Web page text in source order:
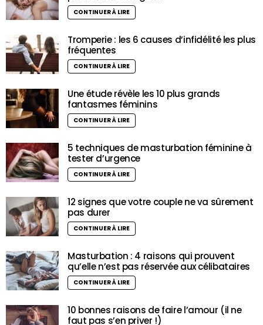
CONTINUER À LIRE
Tromperie : les 6 causes d’infidélité les plus
fréquentes
CONTINUER À LIRE
Une étude révèle les 10 plus grands
fantasmes féminins
CONTINUER À LIRE
5 techniques de masturbation féminine à
tester d’urgence
CONTINUER À LIRE
12 signes que votre couple ne va sûrement
pas durer
CONTINUER À LIRE
Masturbation : 4 raisons qui prouvent
qu’elle n’est pas réservée aux célibataires
CONTINUER À LIRE
10 bonnes raisons de faire l’amour (il ne
faut pas s’en priver !)